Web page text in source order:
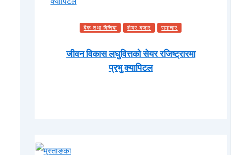
बैंक तथा बित्तिया शेयर बजार समाचार
जीवन विकास लघुवित्तको सेयर रजिष्ट्रारमा
प्रभु क्यापिटल